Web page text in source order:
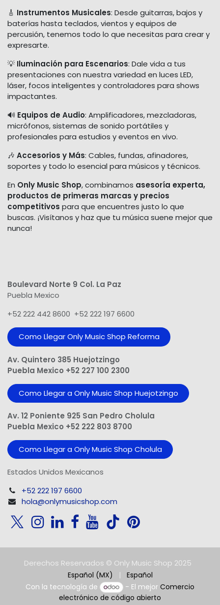
🎸 Instrumentos Musicales: Desde guitarras, bajos y
baterías hasta teclados, vientos y equipos de
percusión, tenemos todo lo que necesitas para crear y
expresarte.
💡 Iluminación para Escenarios: Dale vida a tus
presentaciones con nuestra variedad en luces LED,
láser, focos inteligentes y controladores para shows
impactantes.
🔊 Equipos de Audio: Amplificadores, mezcladoras,
micrófonos, sistemas de sonido portátiles y
profesionales para estudios y eventos en vivo.
🎶 Accesorios y Más: Cables, fundas, afinadores,
soportes y todo lo esencial para músicos y técnicos.
En Only Music Shop, combinamos asesoría experta,
productos de primeras marcas y precios
competitivos para que encuentres justo lo que
buscas. ¡Visítanos y haz que tu música suene mejor que
nunca!
Boulevard Norte 9 Col. La Paz
Puebla Mexico
+52 222 442 8600 +52 222 197 6600
Como Llegar Only Music Shop​ Reforma
Av. Quintero 385 Huejotzingo
Puebla Mexico +52 227 100 2300
Como Llegar a Only Music Shop Huejotzingo
Av. 12 Poniente 925 San Pedro Cholula
Puebla Mexico +52 222 803 8700
Como Llegar a Only Music Shop Cholula
Estados Unidos Mexicanos
+52 222 197 6600
hola@onlymusicshop.com
Derechos Reservados © Only Music Shop 2025
Español (MX) |
Español
Con la tecnología de
- El mejorComercio
electrónico de código abierto